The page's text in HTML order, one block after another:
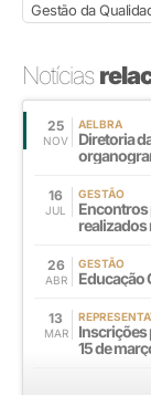
Gestão da
Notícias
25
NOV
AELBRA
Diretoria
16
JUL
GESTÃO
Encontros
realizados
26
ABR
GESTÃO
Educação
13
MAR
Inscrições
15 de